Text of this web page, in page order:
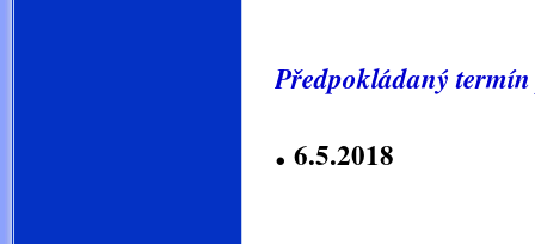
Předpokládaný
. 6.5.2018